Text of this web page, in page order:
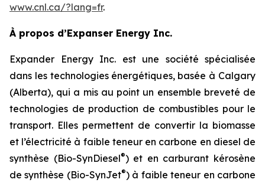
www.cnl.ca/?lang=fr.
À propos d’Expanser Energy Inc.
Expander Energy Inc. est une société spécialisée
dans les technologies énergétiques, basée à Calgary
(Alberta), qui a mis au point un ensemble breveté de
technologies de production de combustibles pour le
transport. Elles permettent de convertir la biomasse
et l’électricité à faible teneur en carbone en diesel de
synthèse (Bio-SynDiesel®) et en carburant kérosène
de synthèse (Bio-SynJet®) à faible teneur en carbone